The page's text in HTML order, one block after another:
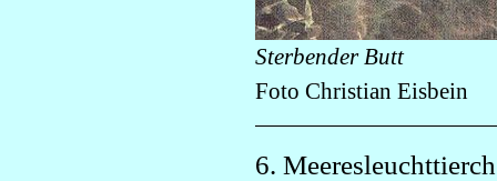
Sterbender Butt
Foto Christian Eisbein
6.